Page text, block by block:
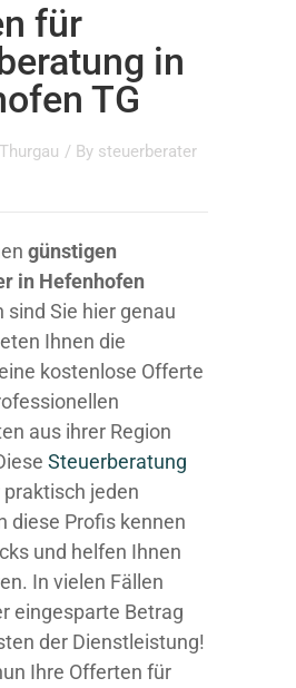
für
in
TG
Thurgau / By steuerberater
günstigen
in Hefenhofen
sind Sie hier genau
Ihnen die
kostenlose Offerte
aus ihrer Region
Steuerberatung
praktisch jeden
diese Profis kennen
und helfen Ihnen
In vielen Fällen
eingesparte Betrag
der Dienstleistung!
Ihre Offerten für